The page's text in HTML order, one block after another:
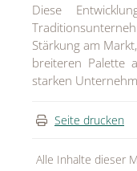
Diese
Stärkung am
breiteren Palette
starken
Seite drucken
Alle Inhalte dieser